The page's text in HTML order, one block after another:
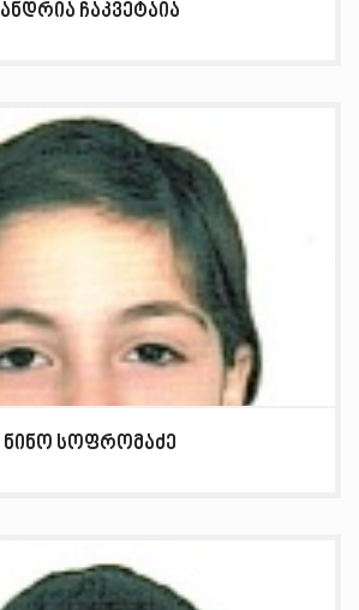
ანდრია ჩაკვეტაია
ნინო სოფრომაძე